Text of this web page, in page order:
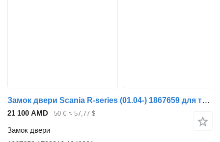
Замок двери Scania R-series (01.04-) 1867659 для тягача Scania P,G,R,T-series (2004-2017)
21 100 AMD 50 € ≈ 57,77 $
Замок двери